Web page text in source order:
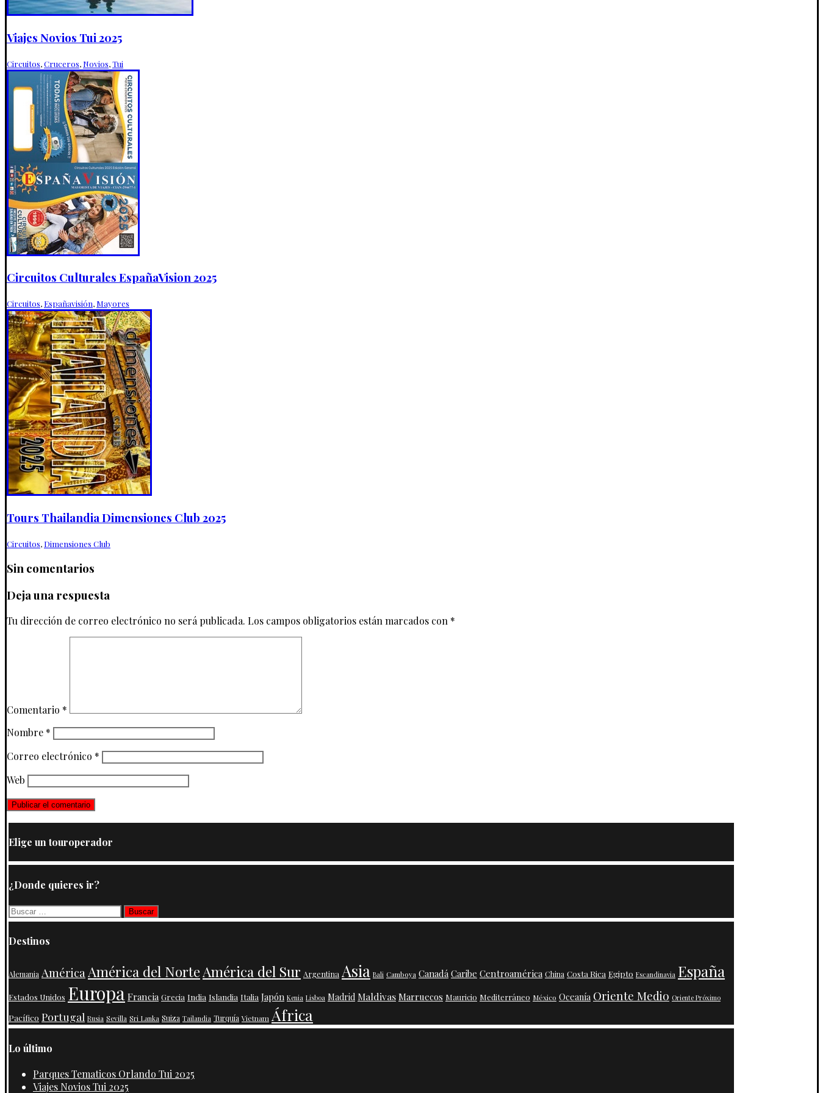
Viajes Novios Tui 2025
Circuitos,Cruceros, Novios,Tui
Circuitos Culturales EspañaVision 2025
Circuitos,Españavisión, Mayores
Tours Thailandia Dimensiones Club 2025
Circuitos, Dimensiones Club
Sin comentarios
Deja una respuesta
Tu dirección de correo electrónico no será publicada. Los campos obligatorios están marcados con *
Comentario *
Nombre *
Correo electrónico *
Web
Elige un touroperador
¿Donde quieres ir?
Buscar:
Destinos
Alemania AméricaAmérica del NorteAmérica del Sur Argentina Asia Bali Camboya Canadá Caribe Centroamérica China Costa Rica Egipto Escandinavia España
Estados Unidos EuropaFrancia Grecia India Islandia Italia Japón Kenia Lisboa Madrid Maldivas Marruecos Mauricio Mediterráneo México Oceanía Oriente Medio Oriente Próximo
Pacífico Portugal Rusia Sevilla Sri Lanka Suiza Tailandia Turquía Vietnam África
Lo último
Parques Tematicos Orlando Tui 2025
Viajes Novios Tui 2025